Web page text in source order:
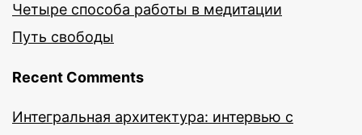
Четыре способа работы в медитации
Путь свободы
Recent Comments
Интегральная архитектура: интервью с